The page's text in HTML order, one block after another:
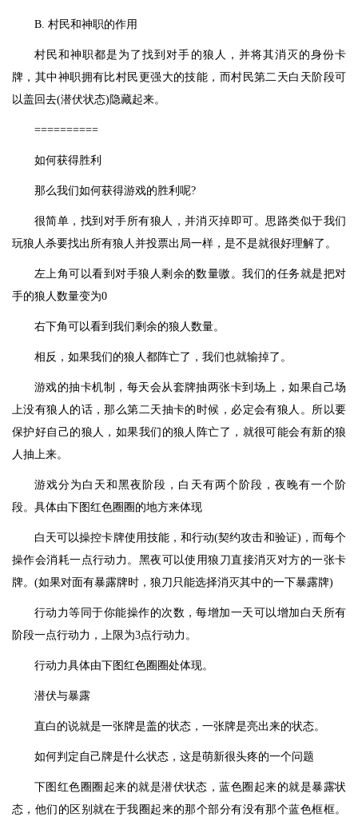
B. 村民和神职的作用
村民和神职都是为了找到对手的狼人，并将其消灭的身份卡
牌，其中神职拥有比村民更强大的技能，而村民第二天白天阶段可
以盖回去(潜伏状态)隐藏起来。
==========
如何获得胜利
那么我们如何获得游戏的胜利呢?
很简单，找到对手所有狼人，并消灭掉即可。思路类似于我们
玩狼人杀要找出所有狼人并投票出局一样，是不是就很好理解了。
左上角可以看到对手狼人剩余的数量嗷。我们的任务就是把对
手的狼人数量变为0
右下角可以看到我们剩余的狼人数量。
相反，如果我们的狼人都阵亡了，我们也就输掉了。
游戏的抽卡机制，每天会从套牌抽两张卡到场上，如果自己场
上没有狼人的话，那么第二天抽卡的时候，必定会有狼人。所以要
保护好自己的狼人，如果我们的狼人阵亡了，就很可能会有新的狼
人抽上来。
游戏分为白天和黑夜阶段，白天有两个阶段，夜晚有一个阶
段。具体由下图红色圈圈的地方来体现
白天可以操控卡牌使用技能，和行动(契约攻击和验证)，而每个
操作会消耗一点行动力。黑夜可以使用狼刀直接消灭对方的一张卡
牌。(如果对面有暴露牌时，狼刀只能选择消灭其中的一下暴露牌)
行动力等同于你能操作的次数，每增加一天可以增加白天所有
阶段一点行动力，上限为3点行动力。
行动力具体由下图红色圈圈处体现。
潜伏与暴露
直白的说就是一张牌是盖的状态，一张牌是亮出来的状态。
如何判定自己牌是什么状态，这是萌新很头疼的一个问题
下图红色圈圈起来的就是潜伏状态，蓝色圈起来的就是暴露状
态，他们的区别就在于我圈起来的那个部分有没有那个蓝色框框。